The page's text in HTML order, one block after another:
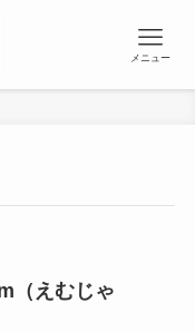
メニュー
（えむじゃ